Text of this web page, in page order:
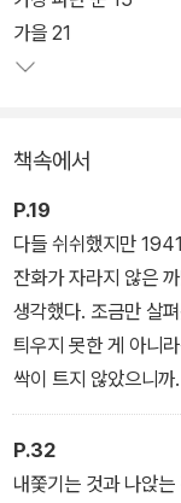
가을 21
책속에서
P.19
다들 쉬쉬했지만
잔화가 자라지 않은
생각했다. 조금만 살
틔우지 못한 게 아니
싹이 트지 않았으니까.
P.32
내쫓기는 것과 나앉